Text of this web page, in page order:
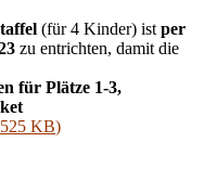
(für 4 Kinder) ist per
zu entrichten, damit die
für Plätze 1-3,
525 KB)